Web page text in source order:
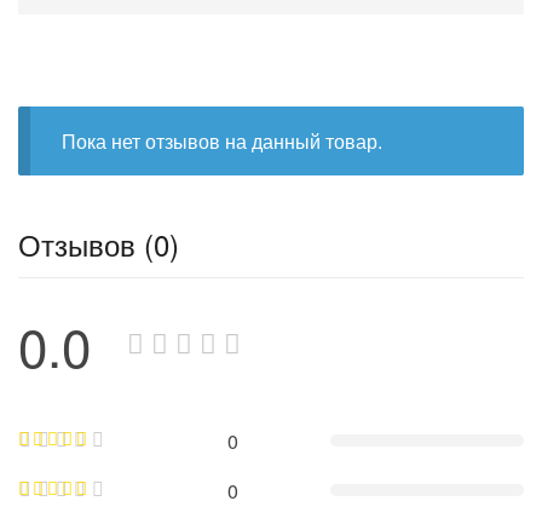
Пока нет отзывов на данный товар.
Отзывов (0)
0.0
0
0